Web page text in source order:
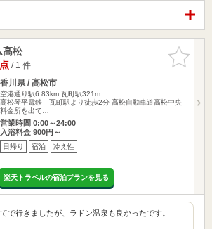
お気に入
りに追加
高松
/ 1 件
香川県 / 高松市
空港通り駅6.83km 瓦町駅321m
高松琴平電鉄 瓦町駅より徒歩2分 高松自動車道高松中央
料金所を出て…
営業時間 0:00～24:00
入浴料金 900円～
日帰り 宿泊 冷え性
楽天トラベルの宿泊プランを見る
で行きましたが、ラドン温泉も良かったです。